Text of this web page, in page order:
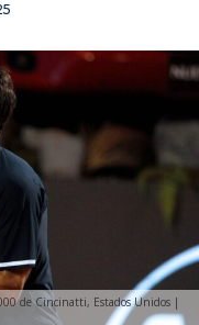
de Cincinatti, Estados Unidos |